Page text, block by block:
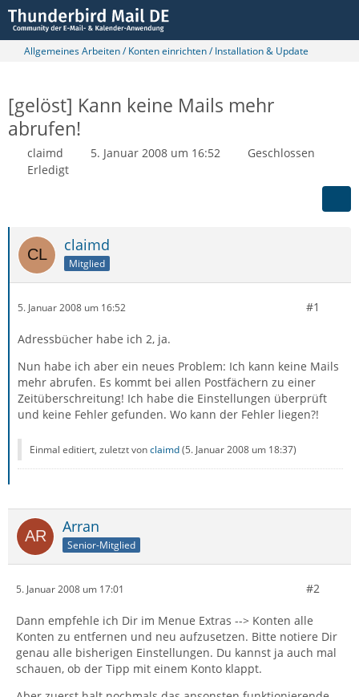
Allgemeines Arbeiten / Konten einrichten / Installation & Update
[gelöst] Kann keine Mails mehr
abrufen!
claimd 5. Januar 2008 um 16:52
Geschlossen
Erledigt
claimd
Mitglied
5. Januar 2008 um 16:52 #1
Adressbücher habe ich 2, ja.
Nun habe ich aber ein neues Problem: Ich kann keine Mails
mehr abrufen. Es kommt bei allen Postfächern zu einer
Zeitüberschreitung! Ich habe die Einstellungen überprüft
und keine Fehler gefunden. Wo kann der Fehler liegen?!
Einmal editiert, zuletzt vonclaimd(5. Januar 2008 um 18:37)
Arran
Senior-Mitglied
5. Januar 2008 um 17:01 #2
Dann empfehle ich Dir im Menue Extras --> Konten alle
Konten zu entfernen und neu aufzusetzen. Bitte notiere Dir
genau alle bisherigen Einstellungen. Du kannst ja auch mal
schauen, ob der Tipp mit einem Konto klappt.